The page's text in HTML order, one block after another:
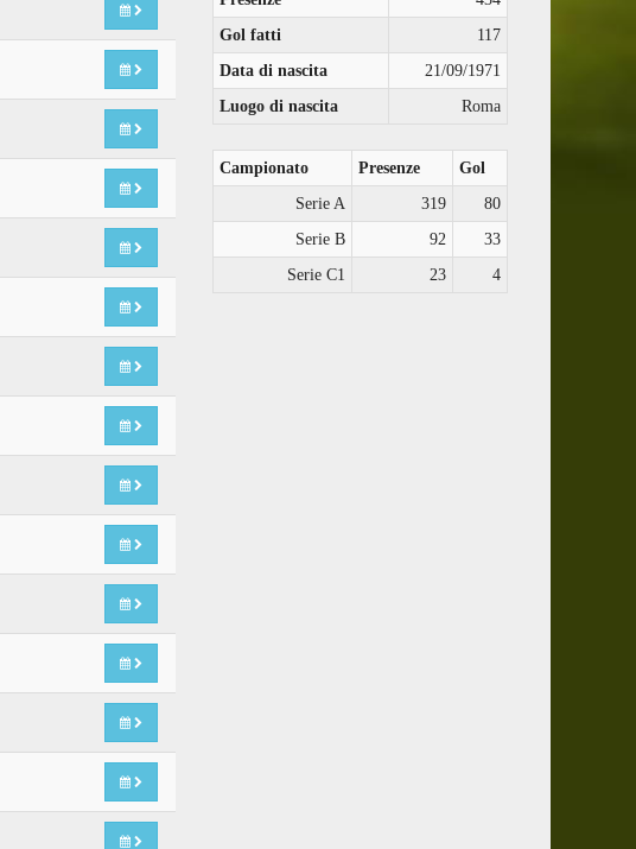
Gol fatti
117
Data di nascita
21/09/1971
Luogo di nascita
Roma
Campionato Presenze
Gol
Serie A
319
80
Serie B
92
33
Serie C1
23 4